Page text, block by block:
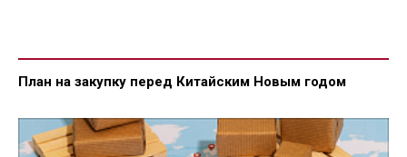
План на закупку перед Китайским Новым годом